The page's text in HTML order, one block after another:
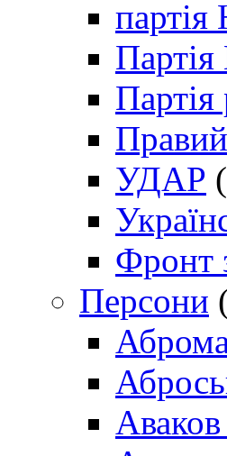
партія
Партія
УДАР
Фронт
Персони